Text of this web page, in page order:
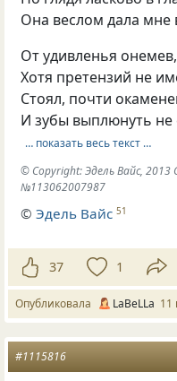
Она веслом дала мне
От удивленья онемев,
Хотя претензий не
Стоял, почти
И зубы выплюнуть не
… показать весь текст …
© Copyright: Эдель Вайс,
№113062007987
©Эдель Вайс 51
37 1
Опубликовала LaBeLLa 11
#1115816